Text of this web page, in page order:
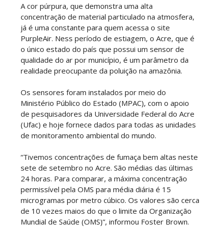
A cor púrpura, que demonstra uma alta
concentração de material particulado na atmosfera,
já é uma constante para quem acessa o site
PurpleAir. Ness período de estiagem, o Acre, que é
o único estado do país que possui um sensor de
qualidade do ar por município, é um parâmetro da
realidade preocupante da poluição na amazônia.
Os sensores foram instalados por meio do
Ministério Público do Estado (MPAC), com o apoio
de pesquisadores da Universidade Federal do Acre
(Ufac) e hoje fornece dados para todas as unidades
de monitoramento ambiental do mundo.
“Tivemos concentrações de fumaça bem altas neste
sete de setembro no Acre. São médias das últimas
24 horas. Para comparar, a máxima concentração
permissível pela OMS para média diária é 15
microgramas por metro cúbico. Os valores são cerca
de 10 vezes maios do que o limite da Organização
Mundial de Saúde (OMS)”, informou Foster Brown.